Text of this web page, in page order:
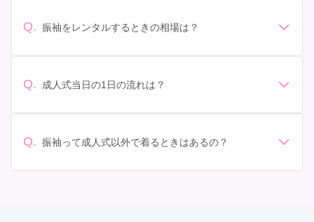
があります。 サイズ選び: 自分の体型に合ったサイズを
イズ調整をお願いすることもあります。 価格: 予算に合
ンタル料金に含まれるもの（小物や帯、草履など）を確
っかり確認しておく必要があります。 お店選び: 評判や
しょう。
Q. 振袖をレンタルするときの相場は？
されています。 高級なものやブランド物になると、それ
袖でプランをご確認いただくか、店舗に問い合わせてみ
Q. 成人式当日の1日の流れは？
人式: 一般的に午前中に成人式が行わる場合が多いです
を確認しましょう。 写真撮影: 成人式の後、家族や友人
Q. 振袖って成人式以外で着るときはあるの？